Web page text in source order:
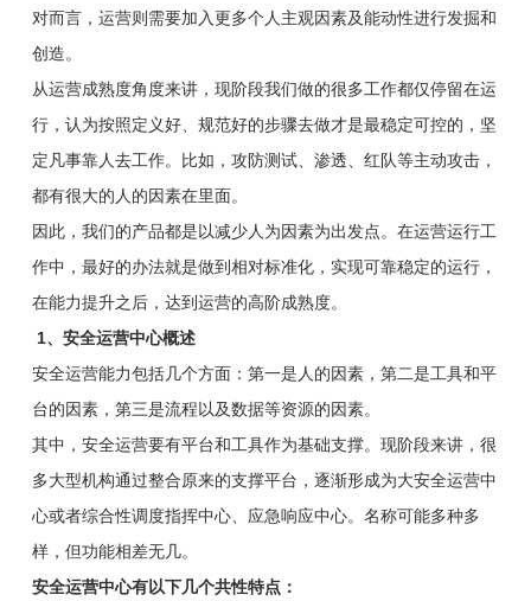
对而言，运营则需要加入更多个人主观因素及能动性进行发掘和
创造。
从运营成熟度角度来讲，现阶段我们做的很多工作都仅停留在运
行，认为按照定义好、规范好的步骤去做才是最稳定可控的，坚
定凡事靠人去工作。比如，攻防测试、渗透、红队等主动攻击，
都有很大的人的因素在里面。
因此，我们的产品都是以减少人为因素为出发点。在运营运行工
作中，最好的办法就是做到相对标准化，实现可靠稳定的运行，
在能力提升之后，达到运营的高阶成熟度。
1、安全运营中心概述
安全运营能力包括几个方面：第一是人的因素，第二是工具和平
台的因素，第三是流程以及数据等资源的因素。
其中，安全运营要有平台和工具作为基础支撑。现阶段来讲，很
多大型机构通过整合原来的支撑平台，逐渐形成为大安全运营中
心或者综合性调度指挥中心、应急响应中心。名称可能多种多
样，但功能相差无几。
安全运营中心有以下几个共性特点：